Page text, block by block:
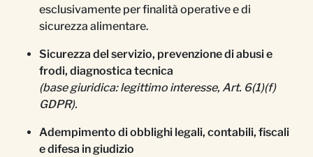
esclusivamente per finalità operative e di
sicurezza alimentare.
Sicurezza del servizio, prevenzione di abusi e
frodi, diagnostica tecnica
(base giuridica: legittimo interesse, Art. 6(1)(f)
GDPR).
Adempimento di obblighi legali, contabili, fiscali
e difesa in giudizio